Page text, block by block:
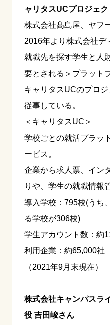
ャリタスUCプロジェ
株式会社髙島屋、ヤフ
2016年より株式会社デ
就職先を探す学生と人
要とされる＞プラット
キャリタスUCのプロ
従事している。
＜ キャリタスUC ＞
学校ごとの就活プラッ
ービス。
企業から求人票、イン
りや、学生の就職情報
導入学校：795校(うち
る学校が306校)
学生アカウント数：約
利用企業：約65,000社
（2021年9月末現在）
株式会社キャンパスラ
役 吉田峻さん